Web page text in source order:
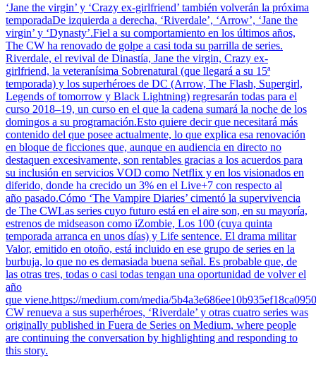
‘Jane the virgin’ y ‘Crazy ex-girlfriend’ también volverán la próxima
temporadaDe izquierda a derecha, ‘Riverdale’, ‘Arrow’, ‘Jane the
virgin’ y ‘Dynasty’.Fiel a su comportamiento en los últimos años,
The CW ha renovado de golpe a casi toda su parrilla de series.
Riverdale, el revival de Dinastía, Jane the virgin, Crazy ex-
girlfriend, la veteranísima Sobrenatural (que llegará a su 15ª
temporada) y los superhéroes de DC (Arrow, The Flash, Supergirl,
Legends of tomorrow y Black Lightning) regresarán todas para el
curso 2018–19, un curso en el que la cadena sumará la noche de los
domingos a su programación.Esto quiere decir que necesitará más
contenido del que posee actualmente, lo que explica esa renovación
en bloque de ficciones que, aunque en audiencia en directo no
destaquen excesivamente, son rentables gracias a los acuerdos para
su inclusión en servicios VOD como Netflix y en los visionados en
diferido, donde ha crecido un 3% en el Live+7 con respecto al
año pasado.Cómo ‘The Vampire Diaries’ cimentó la supervivencia
de The CWLas series cuyo futuro está en el aire son, en su mayoría,
estrenos de midseason como iZombie, Los 100 (cuya quinta
temporada arranca en unos días) y Life sentence. El drama militar
Valor, emitido en otoño, está incluido en ese grupo de series en la
burbuja, lo que no es demasiada buena señal. Es probable que, de
las otras tres, todas o casi todas tengan una oportunidad de volver el
año
que viene.https://medium.com/media/
CW renueva a sus superhéroes, ‘Riverdale’ y otras cuatro series was
originally published in Fuera de Series on Medium, where people
are continuing the conversation by highlighting and responding to
this story.